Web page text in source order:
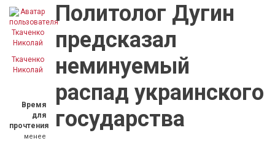
Ткаченко
Николай
Время
для
прочтения
менее
Политолог Дугин
предсказал
неминуемый
распад украинского
государства